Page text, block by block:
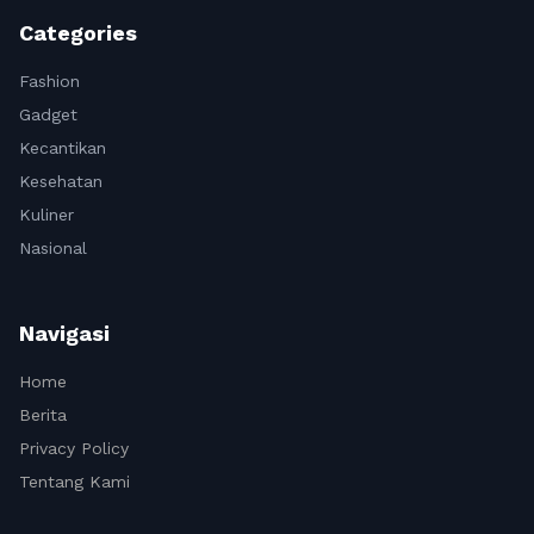
Categories
Fashion
Gadget
Kecantikan
Kesehatan
Kuliner
Nasional
Navigasi
Home
Berita
Privacy Policy
Tentang Kami